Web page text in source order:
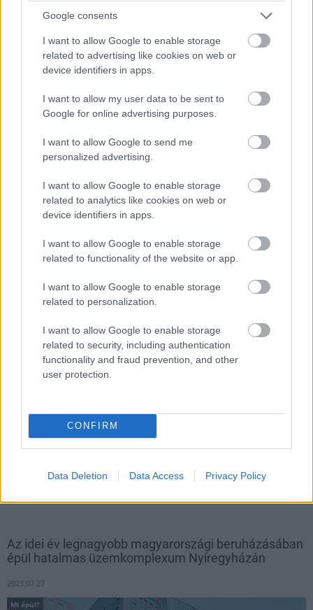
Google consents
I want to allow Google to enable storage
related to advertising like cookies on web or
device identifiers in apps.
I want to allow my user data to be sent to
Google for online advertising purposes.
I want to allow Google to send me
personalized advertising.
I want to allow Google to enable storage
related to analytics like cookies on web or
device identifiers in apps.
I want to allow Google to enable storage
related to functionality of the website or app.
I want to allow Google to enable storage
related to personalization.
I want to allow Google to enable storage
related to security, including authentication
functionality and fraud prevention, and other
user protection.
CONFIRM
Data Deletion Data Access Privacy Policy
A HBM munkájával megindul a cölöpözés a jövőbeni üzem
területén, ahol az előkészítés még tavaly januárban
elkezdődött.
Egyedülálló technológiával épül Győrben autóipari
2019.09.18
termelési központ előregyártott szerkezetének építési munkáit
Az idei év legnagyobb magyarországi beruházásában
épül hatalmas üzemkomplexum Nyíregyházán
2023.07.27
Mi épül?